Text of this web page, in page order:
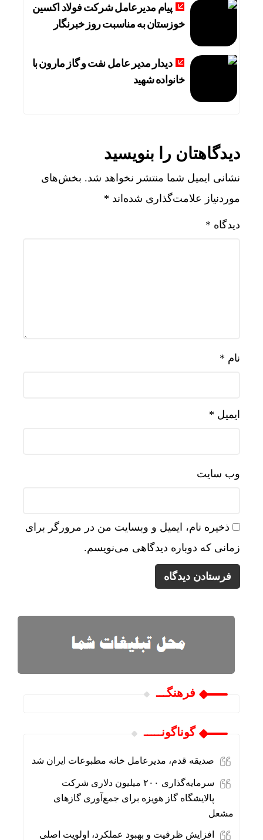
پیام مدیرعامل شرکت فولاد اکسین
خوزستان به مناسبت روز خبرنگار
دیدار مدیر عامل نفت و گاز مارون با
خانواده شهید
دیدگاهتان را بنویسید
نشانی ایمیل شما منتشر نخواهد شد. بخش‌های
موردنیاز علامت‌گذاری شده‌اند *
دیدگاه *
نام *
ایمیل *
وب‌ سایت
ذخیره نام، ایمیل و وبسایت من در مرورگر برای
زمانی که دوباره دیدگاهی می‌نویسم.
فرهنگـــ
گوناگونـــــ
صدیقه قدم، مدیرعامل خانه مطبوعات ایران شد
سرمایه‌گذاری ۲۰۰ میلیون دلاری شرکت
پالایشگاه گاز هویزه برای جمع‌آوری گازهای
مشعل
افزایش ظرفیت و بهبود عملکرد، اولویت اصلی